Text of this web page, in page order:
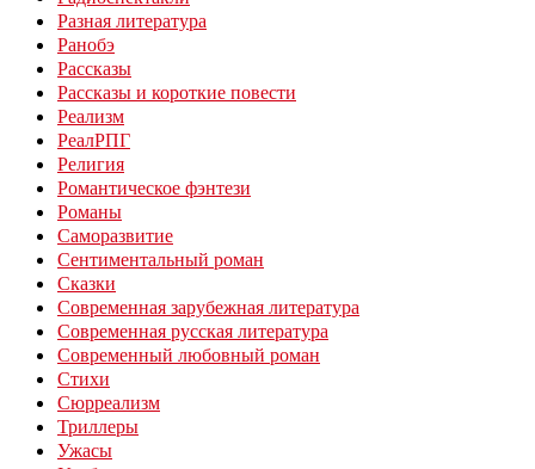
Разная литература
Ранобэ
Рассказы
Рассказы и короткие повести
Реализм
РеалРПГ
Религия
Романтическое фэнтези
Романы
Саморазвитие
Сентиментальный роман
Сказки
Современная зарубежная литература
Современная русская литература
Современный любовный роман
Стихи
Сюрреализм
Триллеры
Ужасы